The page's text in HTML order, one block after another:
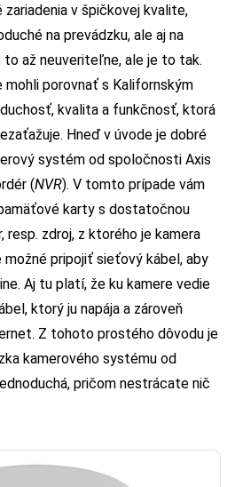
v špičkovej kvalite,
na prevádzku, ale aj na
to až neuveriteľne, ale je to tak.
porovnať s Kalifornským
kvalita a funkčnosť, ktorá
Hneď v úvode je dobré
systém od spoločnosti Axis
(NVR). V tomto prípade vám
karty s dostatočnou
resp. zdroj, z ktorého je kamera
možné pripojiť sieťový kábel, aby
Aj tu platí, že ku kamere vedie
ktorý ju napája a zároveň
Z tohoto prostého dôvodu je
kamerového systému od
pričom nestrácate nič